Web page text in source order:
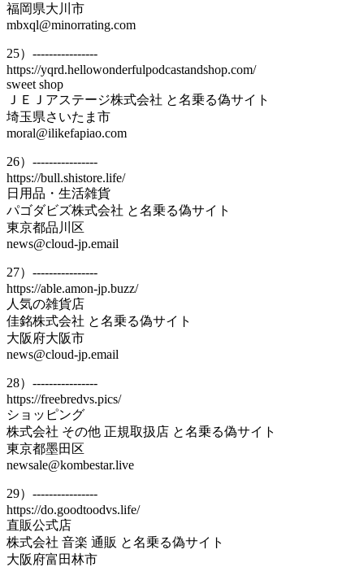
福岡県大川市
mbxql@minorrating.com
25）----------------
https://yqrd.hellowonderfulpodcastandshop.com/
sweet shop
ＪＥＪアステージ株式会社 と名乗る偽サイト
埼玉県さいたま市
moral@ilikefapiao.com
26）----------------
https://bull.shistore.life/
日用品・生活雑貨
パゴダビズ株式会社 と名乗る偽サイト
東京都品川区
news@cloud-jp.email
27）----------------
https://able.amon-jp.buzz/
人気の雑貨店
佳銘株式会社 と名乗る偽サイト
大阪府大阪市
news@cloud-jp.email
28）----------------
https://freebredvs.pics/
ショッピング
株式会社 その他 正規取扱店 と名乗る偽サイト
東京都墨田区
newsale@kombestar.live
29）----------------
https://do.goodtoodvs.life/
直販公式店
株式会社 音楽 通販 と名乗る偽サイト
大阪府富田林市